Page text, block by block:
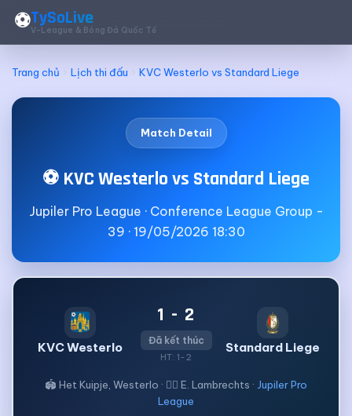
⚽TySoLive
V-League & Bóng Đá Quốc Tế
Trang chủ Lịch thi đấu KVC Westerlo vs Standard Liege
Match Detail
⚽ KVC Westerlo vs Standard Liege
Jupiler Pro League · Conference League Group -
39 · 19/05/2026 18:30
KVC Westerlo
1 - 2
Đã kết thúc
HT: 1-2
Standard Liege
🏟 Het Kuipje, Westerlo · 🧑‍⚖ E. Lambrechts · Jupiler Pro
League